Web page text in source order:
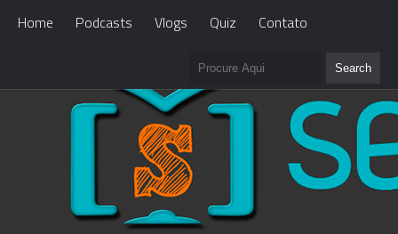
Home Podcasts Vlogs Quiz Contato